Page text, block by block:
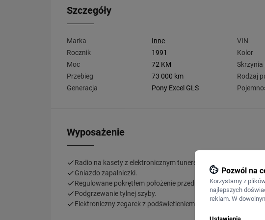
Szczegóły
Marka Inne VIN
Rocznik
1991 Kolor
Moc
72 KM Skrzynia
Przebieg
73 000 km Rodzaj
Generacja
Pony Excel GLS
Wyposażenie
Radio na kasety z elektronicznym tunerem.
Gniazdo zapalniczki.
Regulowane pokrętłem położenie przednich reflektorów.
Podgrzewanie tylnej szyby.
Elektroniczny zegarek z podświetleniem.
Pozwól na
Korzystamy z
najlepszych
reklam. W